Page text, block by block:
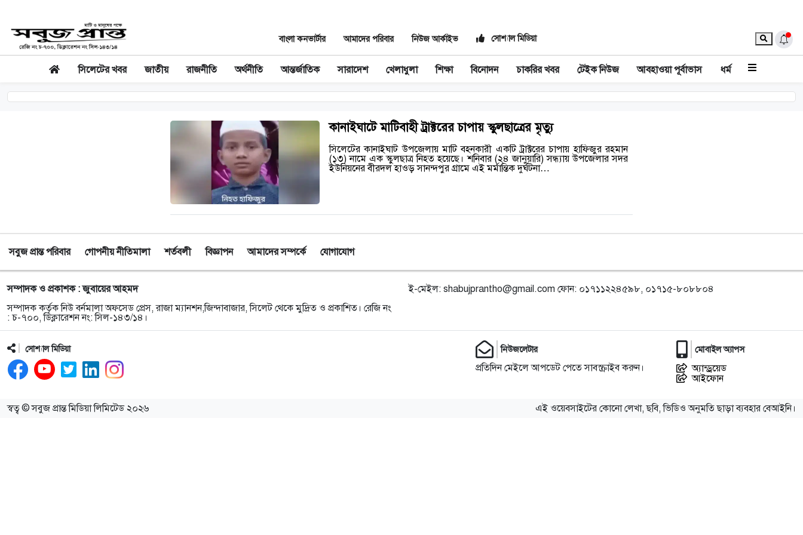
বাংলা কনভার্টার আমাদের পরিবার নিউজ আর্কাইভ সোশ্যাল মিডিয়া
সিলেটের খবর জাতীয় রাজনীতি অর্থনীতি আন্তর্জাতিক সারাদেশ খেলাধুলা শিক্ষা বিনোদন চাকরির খবর টেইক নিউজ আবহাওয়া পূর্বাভাস ধর্ম
কানাইঘাটে মাটিবাহী ট্রাক্টরের চাপায় স্কুলছাত্রের মৃত্যু
সিলেটের কানাইঘাট উপজেলায় মাটি বহনকারী একটি ট্রাক্টরের চাপায় হাফিজুর রহমান
(১৩) নামে এক স্কুলছাত্র নিহত হয়েছে। শনিবার (২৪ জানুয়ারি) সন্ধ্যায় উপজেলার সদর
ইউনিয়নের বীরদল হাওড় সানন্দপুর গ্রামে এই মর্মান্তিক দুর্ঘটনা…
সবুজ প্রান্ত পরিবার গোপনীয় নীতিমালা শর্তবলী বিজ্ঞাপন আমাদের সম্পর্কে যোগাযোগ
সম্পাদক ও প্রকাশক : জুবায়ের আহমদ
সম্পাদক কর্তৃক নিউ বর্নমালা অফসেড প্রেস, রাজা ম্যানশন,জিন্দাবাজার, সিলেট থেকে মুদ্রিত ও প্রকাশিত। রেজি নং
: চ-৭০০, ডিক্লারেশন নং: সিল-১৪৩/১৪।
ই-মেইল: shabujprantho@gmail.com ফোন: ০১৭১১২২৪৫৯৮, ০১৭১৫-৮০৮৮০৪
সোশ্যাল মিডিয়া নিউজলেটার
প্রতিদিন মেইলে আপডেট পেতে সাবস্ক্রাইব করুন।
মোবাইল অ্যাপস
অ্যান্ড্রয়েড
আইফোন
স্বত্ব © সবুজ প্রান্ত মিডিয়া লিমিটেড ২০২৬ এই ওয়েবসাইটের কোনো লেখা, ছবি, ভিডিও অনুমতি ছাড়া ব্যবহার বেআইনি।